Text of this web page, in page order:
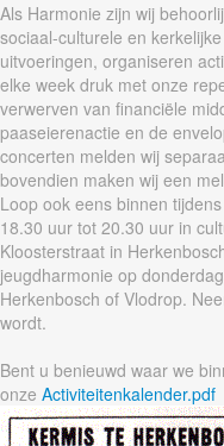
Als Harmonie zijn wij
sociaal-culturele en
uitvoeringen, organiseren
elke week druk met onze
verwerven van financiële
paaseierenactie en de
concerten melden wij
bovendien maken wij een
Loop ook eens binnen
18.30 uur tot 20.30 uur in
Kloosterstraat in
jeugdharmonie op
Herkenbosch of Vlodrop.
wordt.
Bent u benieuwd waar we
onze Activiteitenkalender.pdf